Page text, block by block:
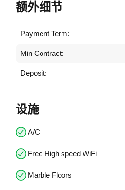
额外细节
Payment Term:
Min Contract:
Deposit:
设施
A/C
Free High speed WiFi
Marble Floors